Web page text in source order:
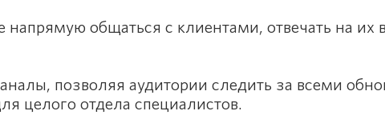
напрямую общаться с клиентами, отвечать на
позволяя аудитории следить за всеми
целого отдела специалистов.